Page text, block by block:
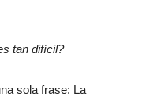
tan difícil?
sola frase: La